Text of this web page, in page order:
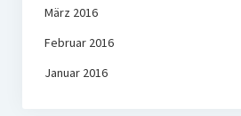
März 2016
Februar 2016
Januar 2016